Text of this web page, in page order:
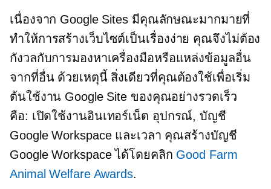
เนื่องจาก Google Sites มีคุณลักษณะมากมายที่
ทำให้การสร้างเว็บไซต์เป็นเรื่องง่าย คุณจึงไม่ต้อง
กังวลกับการมองหาเครื่องมือหรือแหล่งข้อมูลอื่น
จากที่อื่น ด้วยเหตุนี้ สิ่งเดียวที่คุณต้องใช้เพื่อเริ่ม
ต้นใช้งาน Google Site ของคุณอย่างรวดเร็ว
คือ: เปิดใช้งานอินเทอร์เน็ต อุปกรณ์, บัญชี
Google Workspace และเวลา คุณสร้างบัญชี
Google Workspace ได้โดยคลิก Good Farm
Animal Welfare Awards.